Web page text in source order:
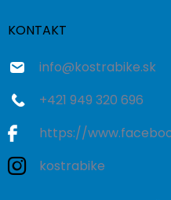
KONTAKT
info@kostrabike.sk
+421 949 320 696
https://
kostrabike